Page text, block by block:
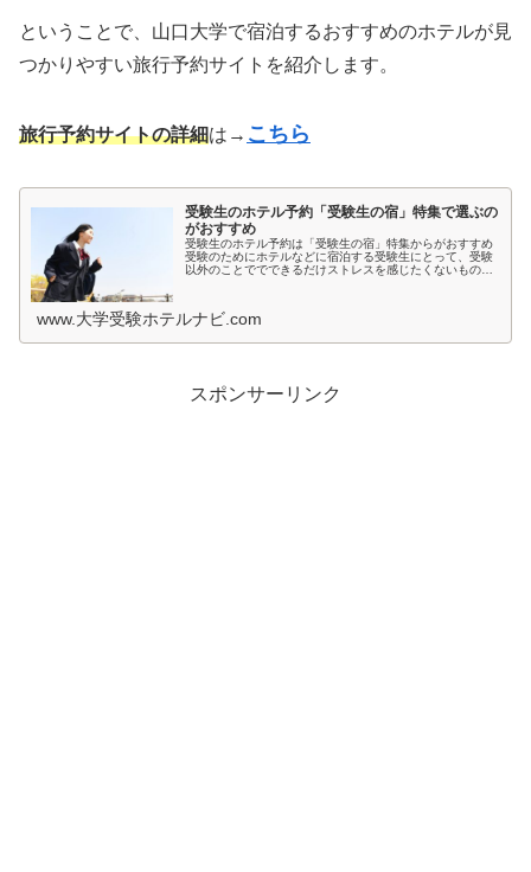
ということで、山口大学で宿泊するおすすめのホテルが見
つかりやすい旅行予約サイトを紹介します。
旅行予約サイトの詳細は→ こちら
受験生のホテル予約「受験生の宿」特集で選ぶの
がおすすめ
受験生のホテル予約は「受験生の宿」特集からがおすすめ
受験のためにホテルなどに宿泊する受験生にとって、受験
以外のことででできるだけストレスを感じたくないもので
www.大学受験ホテルナビ.com
スポンサーリンク